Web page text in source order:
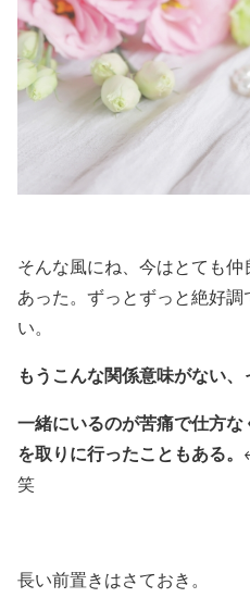
そんな風にね、今はとても
あった。ずっとずっと絶好
い。
もうこんな関係意味がない、
一緒にいるのが苦痛で仕方
を取りに行ったこともある。
笑
長い前置きはさておき。